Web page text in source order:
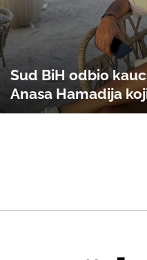
Sud BiH odbio
Anasa Hamadija
Novo Sarajevo